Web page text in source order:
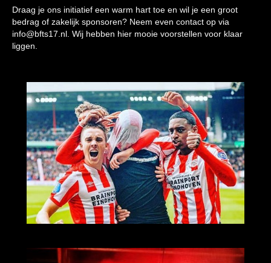
Draag je ons initiatief een warm hart toe en wil je een groot
bedrag of zakelijk sponsoren? Neem even contact op via
info@bfts17.nl. Wij hebben hier mooie voorstellen voor klaar
liggen.